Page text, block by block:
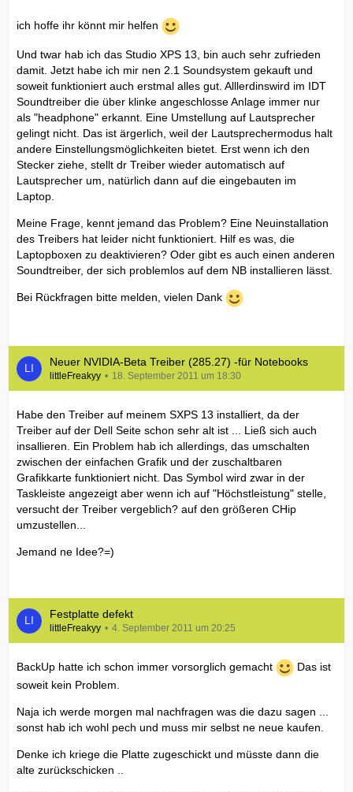
ich hoffe ihr könnt mir helfen
Und twar hab ich das Studio XPS 13, bin auch sehr zufrieden
damit. Jetzt habe ich mir nen 2.1 Soundsystem gekauft und
soweit funktioniert auch erstmal alles gut. Alllerdinswird im IDT
Soundtreiber die über klinke angeschlosse Anlage immer nur
als "headphone" erkannt. Eine Umstellung auf Lautsprecher
gelingt nicht. Das ist ärgerlich, weil der Lautsprechermodus halt
andere Einstellungsmöglichkeiten bietet. Erst wenn ich den
Stecker ziehe, stellt dr Treiber wieder automatisch auf
Lautsprecher um, natürlich dann auf die eingebauten im
Laptop.
Meine Frage, kennt jemand das Problem? Eine Neuinstallation
des Treibers hat leider nicht funktioniert. Hilf es was, die
Laptopboxen zu deaktivieren? Oder gibt es auch einen anderen
Soundtreiber, der sich problemlos auf dem NB installieren lässt.
Bei Rückfragen bitte melden, vielen Dank
Neuer NVIDIA-Beta Treiber (285.27) -für Notebooks
littleFreakyy 18. September 2011 um 18:30
Habe den Treiber auf meinem SXPS 13 installiert, da der
Treiber auf der Dell Seite schon sehr alt ist ... Ließ sich auch
insallieren. Ein Problem hab ich allerdings, das umschalten
zwischen der einfachen Grafik und der zuschaltbaren
Grafikkarte funktioniert nicht. Das Symbol wird zwar in der
Taskleiste angezeigt aber wenn ich auf "Höchstleistung" stelle,
versucht der Treiber vergeblich? auf den größeren CHip
umzustellen...
Jemand ne Idee?=)
Festplatte defekt
littleFreakyy 4. September 2011 um 20:25
BackUp hatte ich schon immer vorsorglich gemacht
Das ist
soweit kein Problem.
Naja ich werde morgen mal nachfragen was die dazu sagen ...
sonst hab ich wohl pech und muss mir selbst ne neue kaufen.
Denke ich kriege die Platte zugeschickt und müsste dann die
alte zurückschicken ..